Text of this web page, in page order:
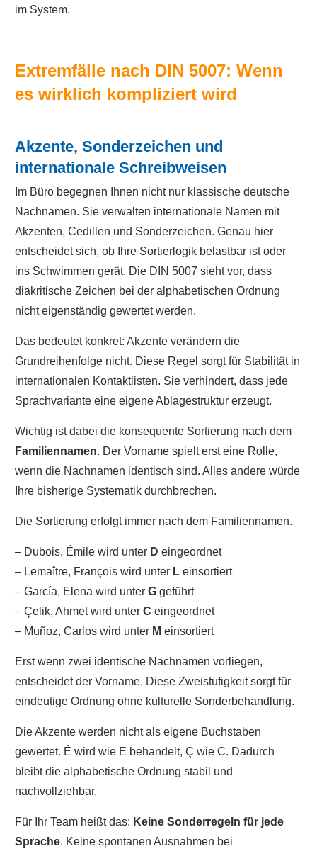
im System.
Extremfälle nach DIN 5007: Wenn
es wirklich kompliziert wird
Akzente, Sonderzeichen und
internationale Schreibweisen
Im Büro begegnen Ihnen nicht nur klassische deutsche
Nachnamen. Sie verwalten internationale Namen mit
Akzenten, Cedillen und Sonderzeichen. Genau hier
entscheidet sich, ob Ihre Sortierlogik belastbar ist oder
ins Schwimmen gerät. Die DIN 5007 sieht vor, dass
diakritische Zeichen bei der alphabetischen Ordnung
nicht eigenständig gewertet werden.
Das bedeutet konkret: Akzente verändern die
Grundreihenfolge nicht. Diese Regel sorgt für Stabilität in
internationalen Kontaktlisten. Sie verhindert, dass jede
Sprachvariante eine eigene Ablagestruktur erzeugt.
Wichtig ist dabei die konsequente Sortierung nach dem
Familiennamen. Der Vorname spielt erst eine Rolle,
wenn die Nachnamen identisch sind. Alles andere würde
Ihre bisherige Systematik durchbrechen.
Die Sortierung erfolgt immer nach dem Familiennamen.
– Dubois, Émile wird unter D eingeordnet
– Lemaître, François wird unter L einsortiert
– García, Elena wird unter G geführt
– Çelik, Ahmet wird unter C eingeordnet
– Muñoz, Carlos wird unter M einsortiert
Erst wenn zwei identische Nachnamen vorliegen,
entscheidet der Vorname. Diese Zweistufigkeit sorgt für
eindeutige Ordnung ohne kulturelle Sonderbehandlung.
Die Akzente werden nicht als eigene Buchstaben
gewertet. É wird wie E behandelt, Ç wie C. Dadurch
bleibt die alphabetische Ordnung stabil und
nachvollziehbar.
Für Ihr Team heißt das: Keine Sonderregeln für jede
Sprache. Keine spontanen Ausnahmen bei